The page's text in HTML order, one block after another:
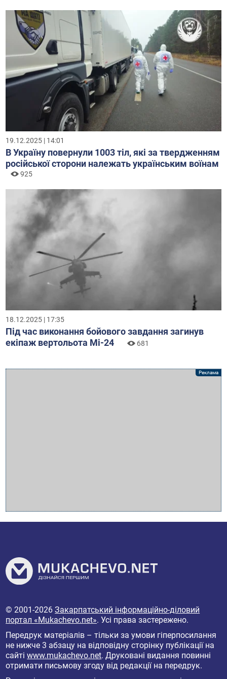
19.12.2025 | 14:01
В Україну повернули 1003 тіл, які за твердженням
російської сторони належать українським воїнам
925
18.12.2025 | 17:35
Під час виконання бойового завдання загинув
екіпаж вертольота Мі-24
681
© 2001-2026Закарпатський інформаційно-діловий
портал «Mukachevo.net». Усі права застережено.
Передрук матеріалів – тільки за умови гіперпосилання
не нижче 3 абзацу на відповідну сторінку публікації на
сайтіwww.mukachevo.net. Друковані видання повинні
отримати письмову згоду від редакції на передрук.